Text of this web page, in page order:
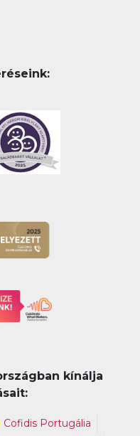
kínálja
Cofidis Portugália